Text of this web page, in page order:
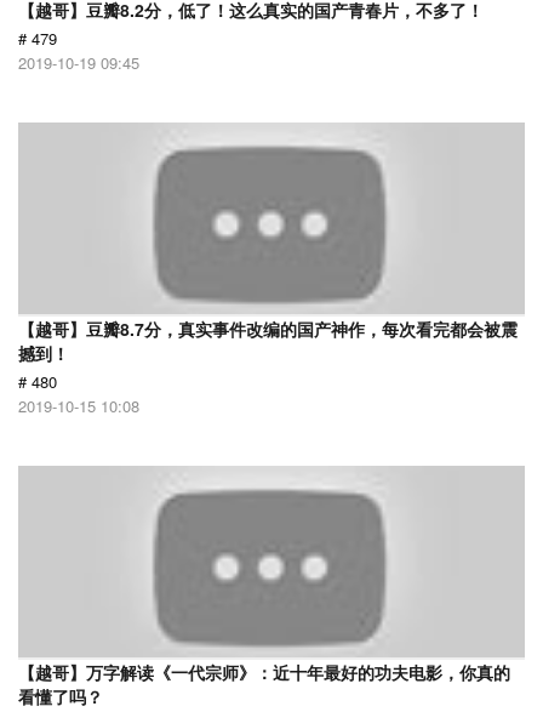
【越哥】豆瓣8.2分，低了！这么真实的国产青春片，不多了！
# 479
2019-10-19 09:45
【越哥】豆瓣8.7分，真实事件改编的国产神作，每次看完都会被震
撼到！
# 480
2019-10-15 10:08
【越哥】万字解读《一代宗师》：近十年最好的功夫电影，你真的
看懂了吗？